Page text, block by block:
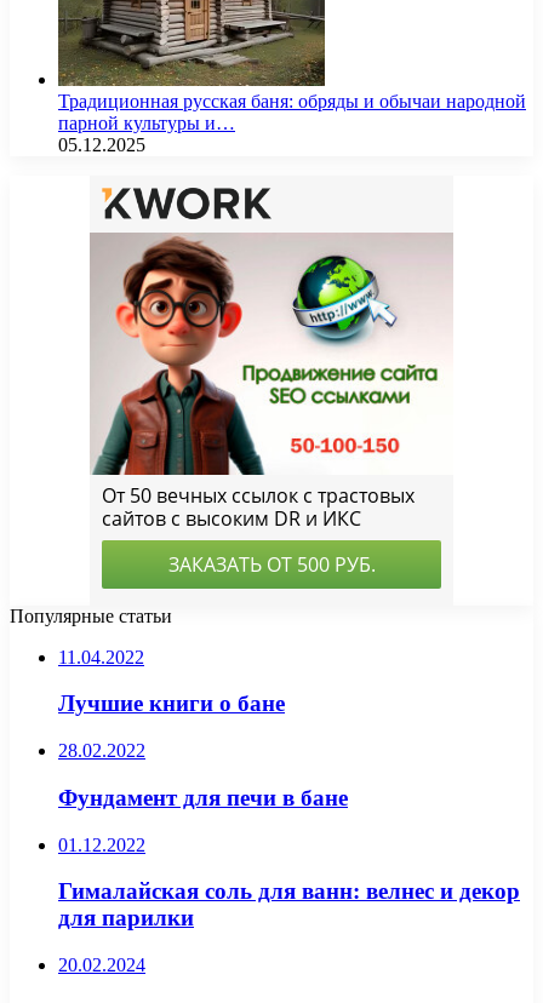
Традиционная русская баня: обряды и обычаи народной
парной культуры и…
05.12.2025
Популярные статьи
11.04.2022
Лучшие книги о бане
28.02.2022
Фундамент для печи в бане
01.12.2022
Гималайская соль для ванн: велнес и декор
для парилки
20.02.2024